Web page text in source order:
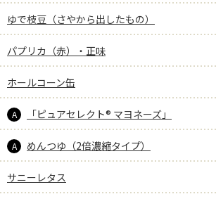
ゆで枝豆（さやから出したもの）
パプリカ（赤）・正味
ホールコーン缶
A 「ピュアセレクト® マヨネーズ」
A めんつゆ（2倍濃縮タイプ）
サニーレタス